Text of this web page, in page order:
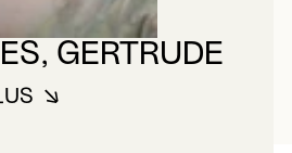
GERTRUDE
DE DES CLAYES,